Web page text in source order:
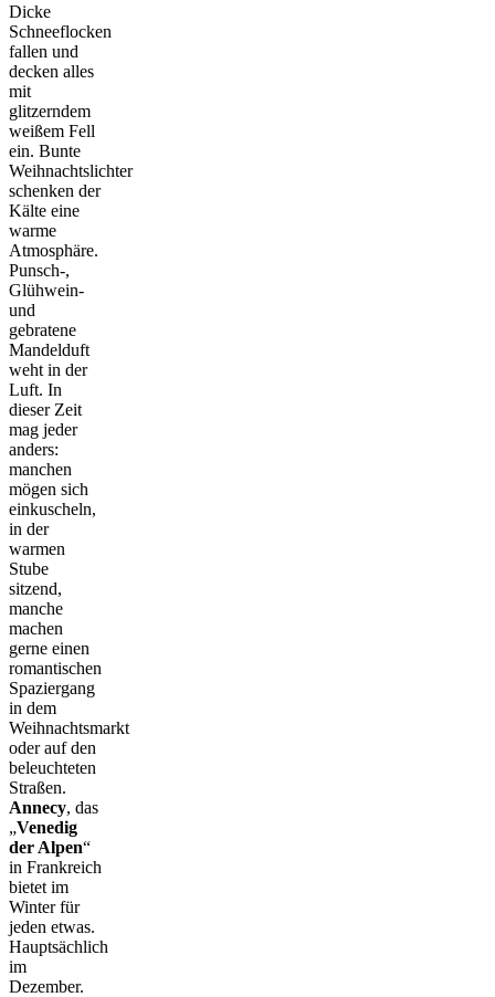
Dicke
Schneeflocken
fallen und
decken alles
mit
glitzerndem
weißem Fell
ein. Bunte
Weihnachtslichter
schenken der
Kälte eine
warme
Atmosphäre.
Punsch-,
Glühwein-
und
gebratene
Mandelduft
weht in der
Luft. In
dieser Zeit
mag jeder
anders:
manchen
mögen sich
einkuscheln,
in der
warmen
Stube
sitzend,
manche
machen
gerne einen
romantischen
Spaziergang
in dem
Weihnachtsmarkt
oder auf den
beleuchteten
Straßen.
Annecy, das
„Venedig
der Alpen“
in Frankreich
bietet im
Winter für
jeden etwas.
Hauptsächlich
im
Dezember.